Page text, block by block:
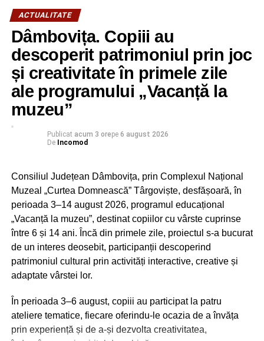
care angajatorii trebuie să le asigure în perioadele cu
temperaturi extreme:
– reducerea intensității efortului fizic,
– alternarea perioadelor de lucru cu pauze în locuri
umbrite sau ventilate,
– asigurarea unei cantități de 2-4 litri de apă potabilă
pentru fiecare lucrător pe schimb
– echipamente individuale de protecție adecvate și, acolo
personală.
legislația prevede adaptarea programului de lucru sau
întreruperea temporară a activității, în condițiile legii.
În cadrul acțiunilor desfășurate în această săptămână,
inspectorii ITM Dâmbovița au efectuat 24 de controale, în
principal la angajatori din domeniile agriculturii și
construcțiilor. În majoritatea unităților verificate, inspectorii
au constatat că angajatorii au conștientizat importanța
o atenție deosebită asigurării apei potabile și hidratării
corespunzătoare a lucrătorilor.
ACTUALITATE
Dâmbovița. Copiii au
descoperit patrimoniul prin joc
și creativitate în primele zile
ale programului „Vacanță la
muzeu”
Publicat acum 3 orepe 6 august 2026
De Incomod
Consiliul Județean Dâmbovița, prin Complexul Național
Muzeal „Curtea Domnească” Târgoviște, desfășoară, în
perioada 3–14 august 2026, programul educațional
„Vacanță la muzeu”, destinat copiilor cu vârste cuprinse
între 6 și 14 ani. Încă din primele zile, proiectul s-a bucurat
de un interes deosebit, participanții descoperind
patrimoniul cultural prin activități interactive, creative și
adaptate vârstei lor.
În perioada 3–6 august, copiii au participat la patru
ateliere tematice, fiecare oferindu-le ocazia de a învăța
prin experiență și de a-și dezvolta creativitatea,